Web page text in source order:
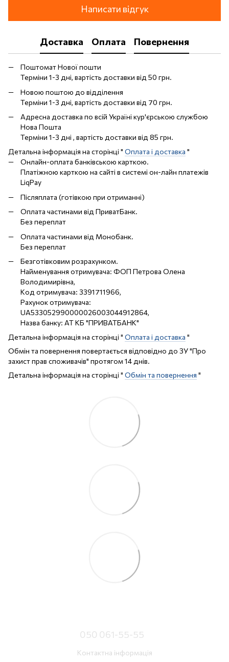
Написати відгук
Доставка Оплата Повернення
Поштомат Нової пошти
Терміни 1-3 дні, вартість доставки від 50 грн.
Новою поштою до відділення
Терміни 1-3 дні, вартість доставки від 70 грн.
Адресна доставка по всій Україні кур'єрською службою
Нова Пошта
Терміни 1-3 дні , вартість доставки від 85 грн.
Детальна інформація на сторінці " Оплата і доставка "
Онлайн-оплата банківською карткою.
Платіжною карткою на сайті в системі он-лайн платежів
LiqPay
Післяплата (готівкою при отриманні)
Оплата частинами від ПриватБанк.
Без переплат
Оплата частинами від Монобанк.
Без переплат
Безготівковим розрахунком.
Найменування отримувача: ФОП Петрова Олена
Володимирівна,
Код отримувача: 3391711966,
Рахунок отримувача:
UA533052990000026003044912864,
Назва банку: АТ КБ "ПРИВАТБАНК"
Детальна інформація на сторінці " Оплата і доставка "
Обмін та повернення повертається відповідно до ЗУ "Про
захист прав споживачів" протягом 14 днів.
Детальна інформація на сторінці " Обмін та повернення "
050 061-55-55
Контактна інформація